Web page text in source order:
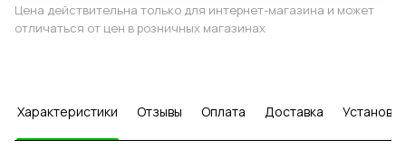
Цена действительна только для интернет-магазина и может
отличаться от цен в розничных магазинах
Характеристики Отзывы Оплата Доставка Установка